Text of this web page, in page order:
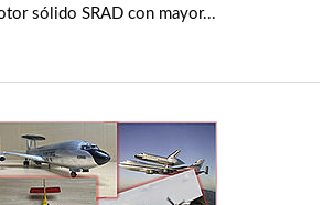
sólido SRAD con mayor...